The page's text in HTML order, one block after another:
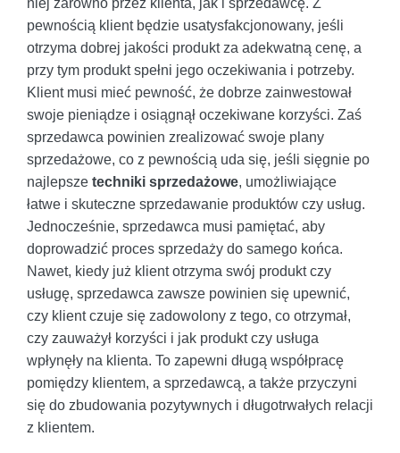
niej zarówno przez klienta, jak i sprzedawcę. Z
pewnością klient będzie usatysfakcjonowany, jeśli
otrzyma dobrej jakości produkt za adekwatną cenę, a
przy tym produkt spełni jego oczekiwania i potrzeby.
Klient musi mieć pewność, że dobrze zainwestował
swoje pieniądze i osiągnął oczekiwane korzyści. Zaś
sprzedawca powinien zrealizować swoje plany
sprzedażowe, co z pewnością uda się, jeśli sięgnie po
najlepsze techniki sprzedażowe, umożliwiające
łatwe i skuteczne sprzedawanie produktów czy usług.
Jednocześnie, sprzedawca musi pamiętać, aby
doprowadzić proces sprzedaży do samego końca.
Nawet, kiedy już klient otrzyma swój produkt czy
usługę, sprzedawca zawsze powinien się upewnić,
czy klient czuje się zadowolony z tego, co otrzymał,
czy zauważył korzyści i jak produkt czy usługa
wpłynęły na klienta. To zapewni długą współpracę
pomiędzy klientem, a sprzedawcą, a także przyczyni
się do zbudowania pozytywnych i długotrwałych relacji
z klientem.